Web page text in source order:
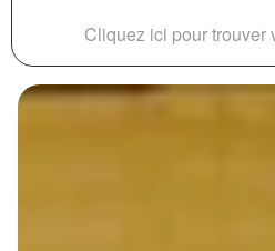
Cliquez ici pour trouver